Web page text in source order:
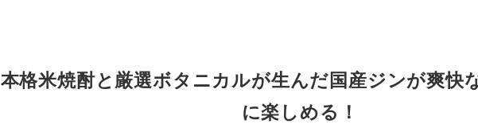
本格米焼酎と厳選ボタニカルが生んだ国産ジンが爽快
に楽しめる！